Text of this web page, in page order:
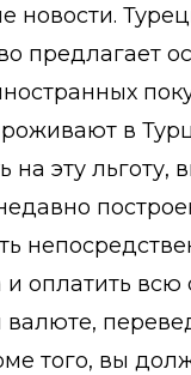
новости.
предлагает
в
на эту льготу,
оплатить всю
валюте,
того, вы